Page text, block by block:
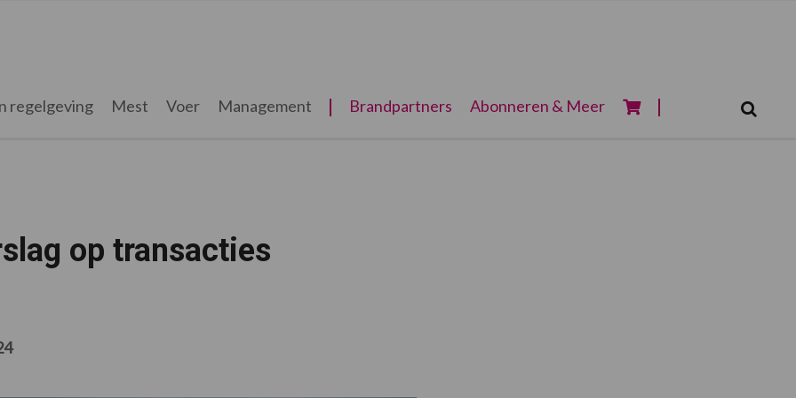
regelgeving Mest Voer Management Brandpartners Abonneren & Meer
op transacties